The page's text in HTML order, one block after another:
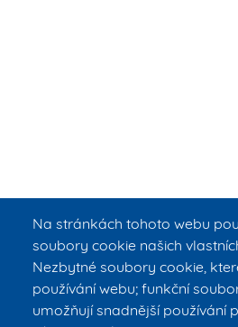
Na stránkách tohoto webu
soubory cookie našich
Nezbytné soubory cookie,
používání webu; funkční
umožňují snadnější používání